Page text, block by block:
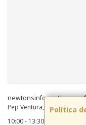
Política
newtonsinformatica.com
Pep Ventura, 55 Local 2,
10:00 - 13:30